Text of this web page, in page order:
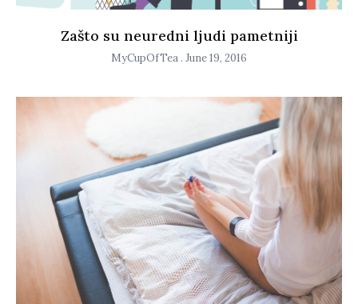
Zašto su neuredni ljudi pametniji
MyCupOfTea June 19, 2016